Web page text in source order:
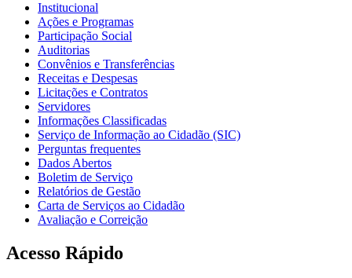
Institucional
Ações e Programas
Participação Social
Auditorias
Convênios e Transferências
Receitas e Despesas
Licitações e Contratos
Servidores
Informações Classificadas
Serviço de Informação ao Cidadão (SIC)
Perguntas frequentes
Dados Abertos
Boletim de Serviço
Relatórios de Gestão
Carta de Serviços ao Cidadão
Avaliação e Correição
Acesso Rápido